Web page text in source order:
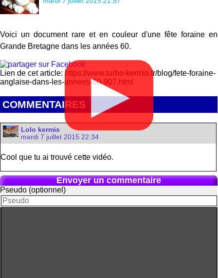
Voici un document rare et en couleur d'une fête foraine en
Grande Bretagne dans les années 60.
▶
Lien de cet article: https://www.turbo-kermis.fr/blog/fete-foraine-
anglaise-dans-les-annees-60-907.html
COMMENTAIRES
Lolo kermis
mardi 7 juillet 2015 22:34
Cool que tu ai trouvé cette vidéo.
Envoyer un commentaire
Pseudo (optionnel)